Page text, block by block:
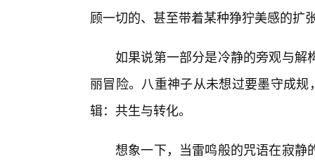
顾一切的、甚至带着某种狰狞美感的扩
如果说第一部分是冷静的旁观与解
丽冒险。八重神子从未想过要墨守成
辑：共生与转化。
想象一下，当雷鸣般的咒语在寂静